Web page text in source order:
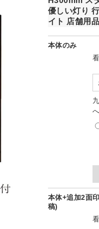
優しい灯り
イト 店舗用
本体のみ
本体+追加2面
稿)